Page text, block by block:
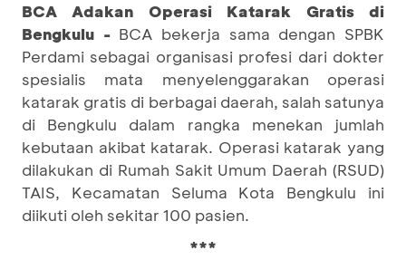
BCA Adakan Operasi Katarak Gratis di
Bengkulu - BCA bekerja sama dengan SPBK
Perdami sebagai organisasi profesi dari dokter
spesialis mata menyelenggarakan operasi
katarak gratis di berbagai daerah, salah satunya
di Bengkulu dalam rangka menekan jumlah
kebutaan akibat katarak. Operasi katarak yang
dilakukan di Rumah Sakit Umum Daerah (RSUD)
TAIS, Kecamatan Seluma Kota Bengkulu ini
diikuti oleh sekitar 100 pasien.
***